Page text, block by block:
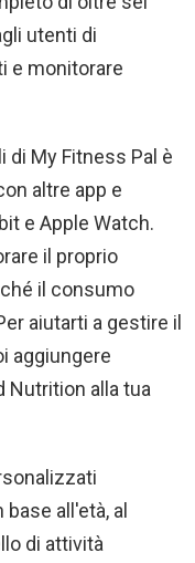
utenti di
e monitorare
di My Fitness Pal è
altre app e
e Apple Watch.
il proprio
il consumo
aiutarti a gestire il
aggiungere
Nutrition alla tua
all'età, al
di attività